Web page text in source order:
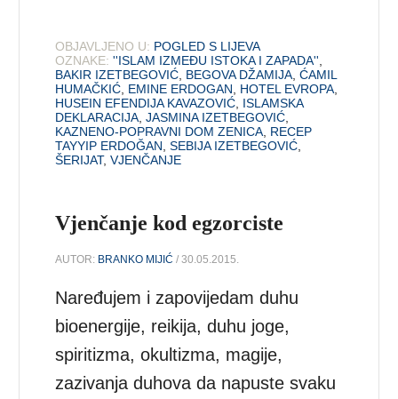
OBJAVLJENO U: POGLED S LIJEVA
OZNAKE: ''ISLAM IZMEĐU ISTOKA I ZAPADA''
BAKIR IZETBEGOVIĆ BEGOVA DŽAMIJA ,ĆAMIL
HUMAČKIĆ EMINE ERDOGAN HOTEL EVROPA
HUSEIN EFENDIJA KAVAZOVIĆ ISLAMSKA
DEKLARACIJA ,JASMINA IZETBEGOVIĆ
KAZNENO-POPRAVNI DOM ZENICA RECEP
TAYYIP ERDOĞAN ,SEBIJA IZETBEGOVIĆ
ŠERIJAT,VJENČANJE
Vjenčanje kod egzorciste
AUTOR: BRANKO MIJIĆ / 30.05.2015.
Naređujem i zapovijedam duhu
bioenergije, reikija, duhu joge,
spiritizma, okultizma, magije,
zazivanja duhova da napuste svaku